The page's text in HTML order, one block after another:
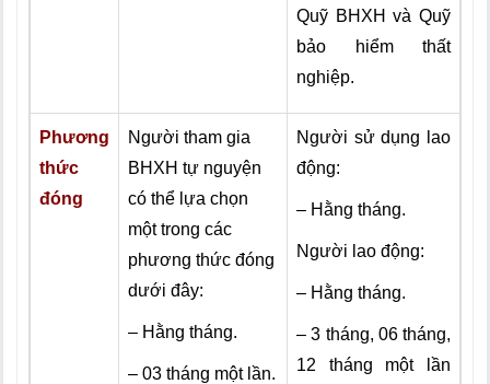
Quỹ BHXH và Quỹ
bảo hiểm thất
nghiệp.
Phương
thức
đóng
Người tham gia
BHXH tự nguyện
có thể lựa chọn
một trong các
phương thức đóng
dưới đây:
– Hằng tháng.
– 03 tháng một lần.
Người sử dụng lao
động:
– Hằng tháng.
Người lao động:
– Hằng tháng.
– 3 tháng, 06 tháng,
12 tháng một lần